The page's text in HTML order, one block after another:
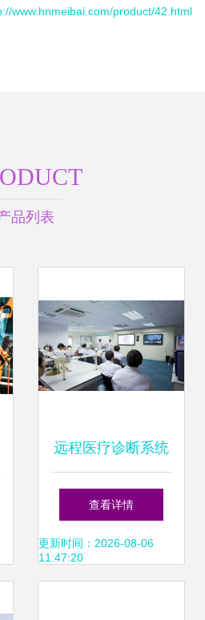
www.hnmeibai.com/product/42.html
品列表
远程医疗诊断系统
全面推广 开启健康
管理新时代
查看详情
更新时间：2026-08-06
11:47:20